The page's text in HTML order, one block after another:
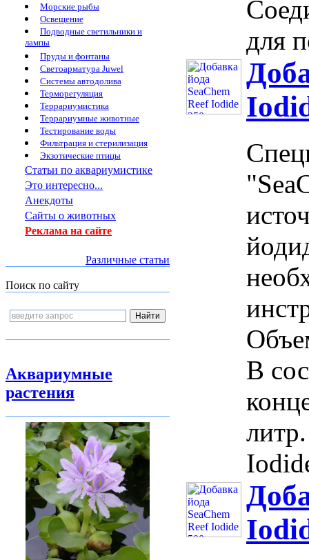
Морские рыбы
Освещение
Подводные светильники и
лампы
Пруды и фонтаны
Светоарматура Juwel
Системы автодолива
Терморегуляция
Террариумистика
Террариумные животные
Тестирование воды
Фильтрация и стерилизация
Экзотические птицы
Статьи по аквариумистике
Это интересно...
Анекдоты
Сайты о животных
Реклама на сайте
Различные статьи
Поиск по сайту
Аквариумные
растения
для
В